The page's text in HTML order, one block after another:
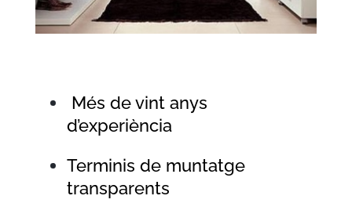
Més de vint anys
d’experiència
Terminis de muntatge
transparents